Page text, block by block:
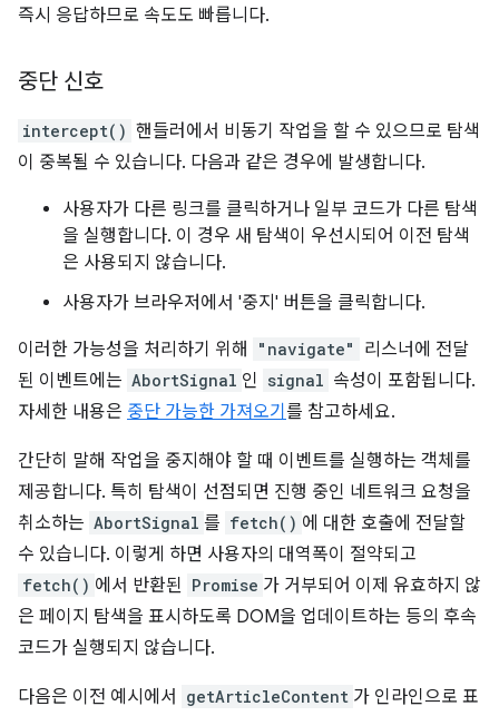
즉시 응답하므로 속도도 빠릅니다.
중단 신호
intercept() 핸들러에서 비동기 작업을 할 수 있으므로 탐색
이 중복될 수 있습니다. 다음과 같은 경우에 발생합니다.
사용자가 다른 링크를 클릭하거나 일부 코드가 다른 탐색
을 실행합니다. 이 경우 새 탐색이 우선시되어 이전 탐색
은 사용되지 않습니다.
사용자가 브라우저에서 '중지' 버튼을 클릭합니다.
이러한 가능성을 처리하기 위해 "navigate"
리스너에 전달
된 이벤트에는 AbortSignal 인 signal 속성이 포함됩니다.
자세한 내용은 중단 가능한 가져오기 를 참고하세요.
간단히 말해 작업을 중지해야 할 때 이벤트를 실행하는 객체를
제공합니다. 특히 탐색이 선점되면 진행 중인 네트워크 요청을
취소하는 AbortSignal 를 fetch() 에 대한 호출에 전달할
수 있습니다. 이렇게 하면 사용자의 대역폭이 절약되고
fetch() 에서 반환된 Promise 가 거부되어 이제 유효하지 않
은 페이지 탐색을 표시하도록 DOM을 업데이트하는 등의 후속
코드가 실행되지 않습니다.
다음은 이전 예시에서 getArticleContent 가 인라인으로 표